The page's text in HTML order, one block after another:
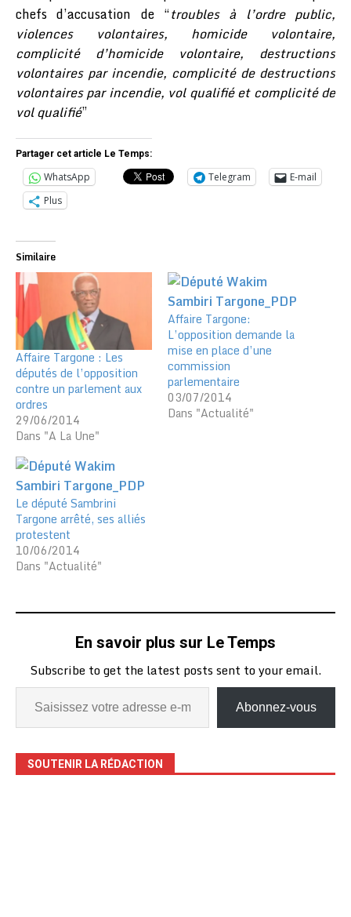
chefs d’accusation de “troubles à l’ordre public,
violences volontaires, homicide volontaire,
complicité d’homicide volontaire, destructions
volontaires par incendie, complicité de destructions
volontaires par incendie, vol qualifié et complicité de
vol qualifié”
Partager cet article Le Temps:
WhatsApp Telegram
E-mail
Plus
Similaire
Affaire Targone : Les
députés de l’opposition
contre un parlement aux
ordres
29/06/2014
Dans "A La Une"
Affaire Targone:
L’opposition demande la
mise en place d’une
commission
parlementaire
03/07/2014
Dans "Actualité"
Le député Sambrini
Targone arrêté, ses alliés
protestent
10/06/2014
Dans "Actualité"
En savoir plus sur Le Temps
Subscribe to get the latest posts sent to your email.
Abonnez-vous
SOUTENIR LA RÉDACTION